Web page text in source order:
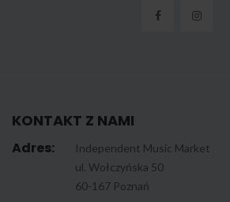
KONTAKT Z NAMI
Adres:
Independent Music Market
ul. Wołczyńska 50
60-167 Poznań